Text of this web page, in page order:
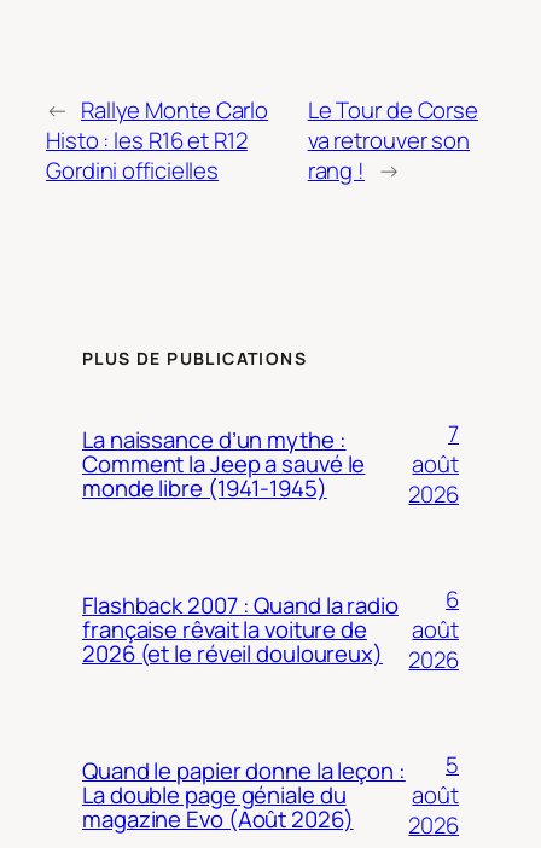
← Rallye Monte Carlo
Histo : les R16 et R12
Gordini officielles
Le Tour de Corse
va retrouver son
rang ! →
PLUS DE PUBLICATIONS
La naissance d’un mythe :
Comment la Jeep a sauvé le
monde libre (1941-1945)
7
août
2026
Flashback 2007 : Quand la radio
française rêvait la voiture de
2026 (et le réveil douloureux)
6
août
2026
Quand le papier donne la leçon :
La double page géniale du
magazine Evo (Août 2026)
5
août
2026